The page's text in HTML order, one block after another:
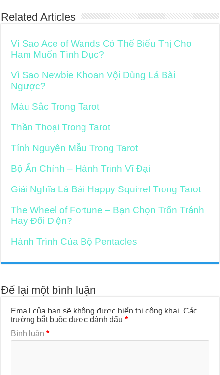
Related Articles
Vì Sao Ace of Wands Có Thể Biểu Thị Cho
Ham Muốn Tình Dục?
Vì Sao Newbie Khoan Vội Dùng Lá Bài
Ngược?
Màu Sắc Trong Tarot
Thần Thoại Trong Tarot
Tính Nguyên Mẫu Trong Tarot
Bộ Ẩn Chính – Hành Trình Vĩ Đại
Giải Nghĩa Lá Bài Happy Squirrel Trong Tarot
The Wheel of Fortune – Bạn Chọn Trốn Tránh
Hay Đối Diện?
Hành Trình Của Bộ Pentacles
Để lại một bình luận
Email của bạn sẽ không được hiển thị công khai. Các
trường bắt buộc được đánh dấu*
Bình luận*